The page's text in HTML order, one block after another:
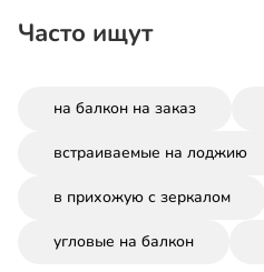
Часто ищут
на балкон на заказ
встраиваемые на лоджию
в прихожую с зеркалом
угловые на балкон